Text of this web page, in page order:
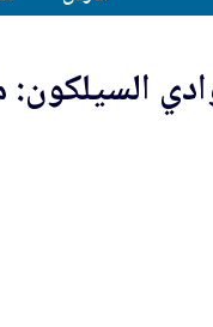
السيلكون: